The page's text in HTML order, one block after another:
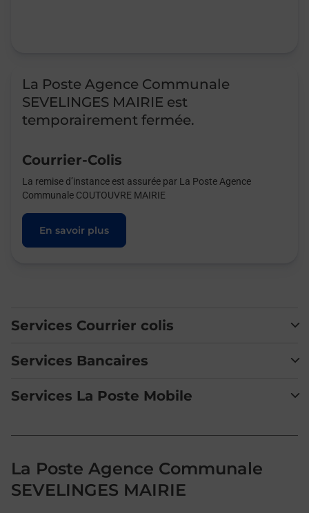
La Poste Agence Communale
SEVELINGES MAIRIE est
temporairement fermée.
Courrier-Colis
La remise d’instance est assurée par La Poste Agence
Communale COUTOUVRE MAIRIE
En savoir plus
Services Courrier colis
Services Bancaires
Services La Poste Mobile
La Poste Agence Communale
SEVELINGES MAIRIE